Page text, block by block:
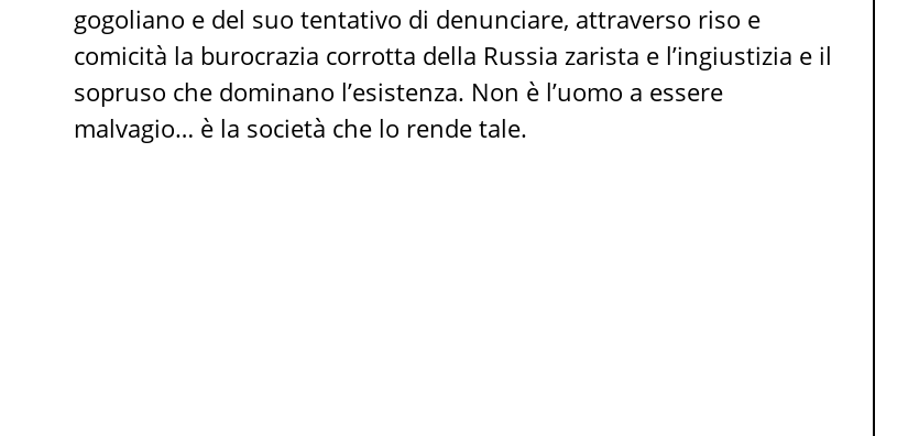
gogoliano e del suo tentativo di denunciare, attraverso riso e
comicità la burocrazia corrotta della Russia zarista e l’ingiustizia e il
sopruso che dominano l’esistenza. Non è l’uomo a essere
malvagio… è la società che lo rende tale.